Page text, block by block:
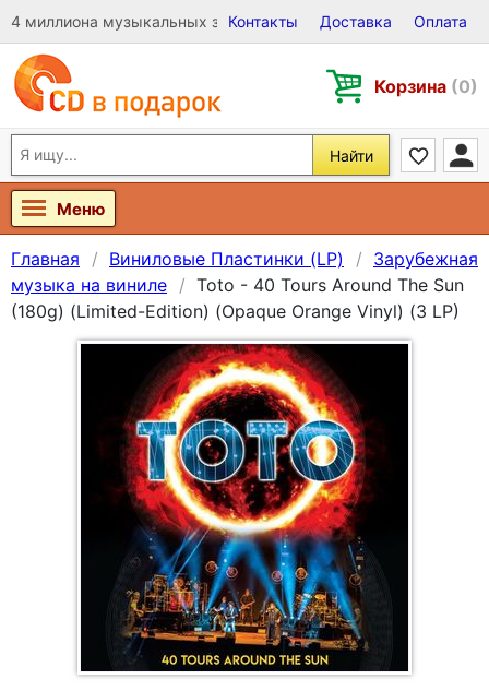
4 миллиона музыкальных записей на Виниле, CD и DVD
Контакты Доставка Оплата
Корзина (0)
Найти
Меню
Главная Виниловые Пластинки (LP)
Зарубежная
музыка на виниле
Toto - 40 Tours Around The Sun
(180g) (Limited-Edition) (Opaque Orange Vinyl) (3 LP)